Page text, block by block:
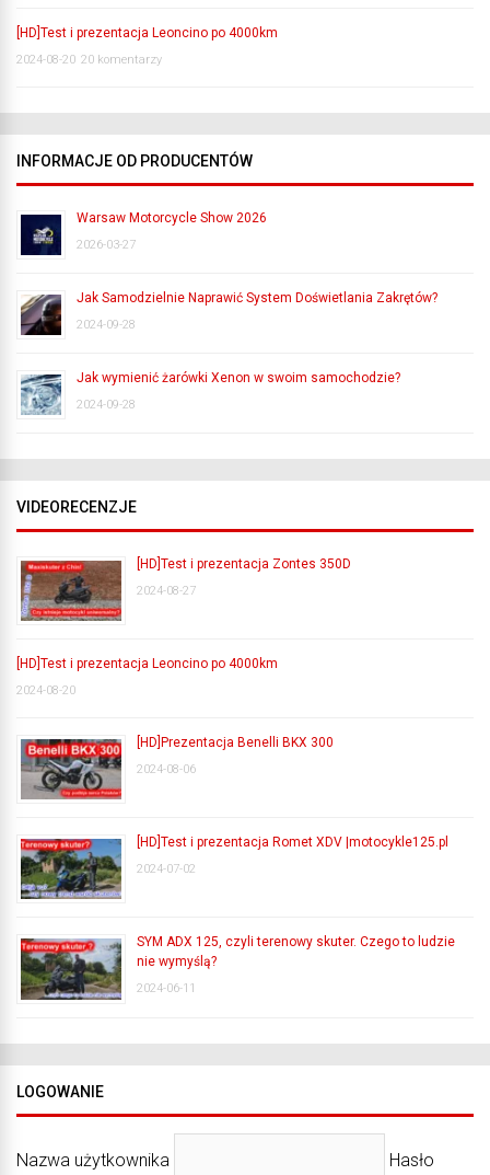
[HD]Test i prezentacja Leoncino po 4000km
2024-08-20 20 komentarzy
INFORMACJE OD PRODUCENTÓW
Warsaw Motorcycle Show 2026
2026-03-27
Jak Samodzielnie Naprawić System Doświetlania Zakrętów?
2024-09-28
Jak wymienić żarówki Xenon w swoim samochodzie?
2024-09-28
VIDEORECENZJE
[HD]Test i prezentacja Zontes 350D
2024-08-27
[HD]Test i prezentacja Leoncino po 4000km
2024-08-20
[HD]Prezentacja Benelli BKX 300
2024-08-06
[HD]Test i prezentacja Romet XDV |motocykle125.pl
2024-07-02
SYM ADX 125, czyli terenowy skuter. Czego to ludzie
nie wymyślą?
2024-06-11
LOGOWANIE
Nazwa użytkownika Hasło